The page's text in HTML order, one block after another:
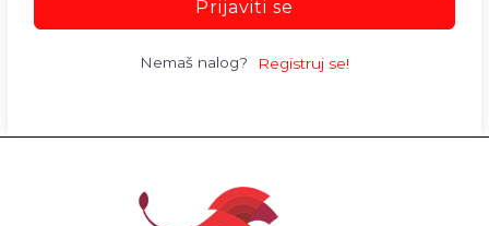
Prijaviti se
Nemaš nalog? Registruj se!